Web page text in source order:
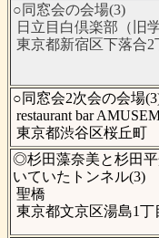
○同窓会の会場(3)
日立目白倶楽部（旧
東京都新宿区下落合2
○同窓会2次会の会場
restaurant bar
東京都渋谷区桜丘町
◎杉田藻奈美と杉田
いていたトンネル(3)
聖橋
東京都文京区湯島1丁